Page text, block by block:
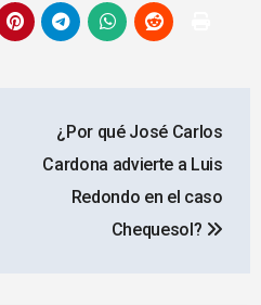
¿Por qué José Carlos
Cardona advierte a Luis
Redondo en el caso
Chequesol?